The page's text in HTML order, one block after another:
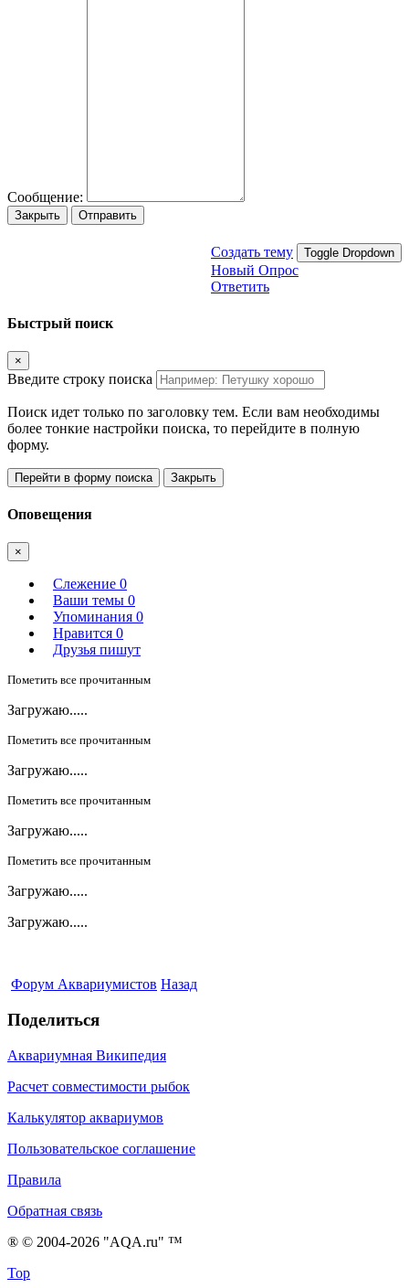
Сообщение:
Закрыть Отправить
Создать тему Toggle Dropdown
Новый Опрос
Ответить
Быстрый поиск
×
Введите строку поиска
Поиск идет только по заголовку тем. Если вам необходимы
более тонкие настройки поиска, то перейдите в полную
форму.
Перейти в форму поиска Закрыть
Оповещения
×
Слежение 0
Ваши темы 0
Упоминания 0
Нравится 0
Друзья пишут
Пометить все прочитанным
Загружаю.....
Пометить все прочитанным
Загружаю.....
Пометить все прочитанным
Загружаю.....
Пометить все прочитанным
Загружаю.....
Загружаю.....
Форум Аквариумистов Назад
Поделиться
Аквариумная Википедия
Расчет совместимости рыбок
Калькулятор аквариумов
Пользовательское соглашение
Правила
Обратная связь
® © 2004-2026 "AQA.ru" ™
Top